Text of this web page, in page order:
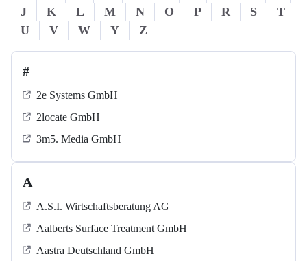
J
K L M N O P R S
T
U
V W Y Z
#
2e Systems GmbH
2locate GmbH
3m5. Media GmbH
A
A.S.I. Wirtschaftsberatung AG
Aalberts Surface Treatment GmbH
Aastra Deutschland GmbH